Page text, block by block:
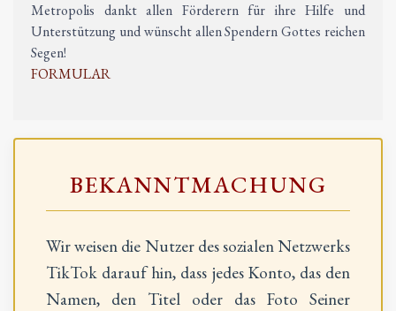
Metropolis dankt allen Förderern für ihre Hilfe und
Unterstützung und wünscht allen Spendern Gottes reichen
Segen!
FORMULAR
BEKANNTMACHUNG
Wir weisen die Nutzer des sozialen Netzwerks
TikTok darauf hin, dass jedes Konto, das den
Namen, den Titel oder das Foto Seiner